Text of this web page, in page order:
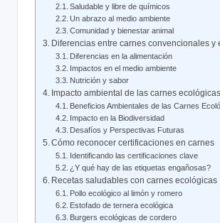
Saludable y libre de químicos
Un abrazo al medio ambiente
Comunidad y bienestar animal
Diferencias entre carnes convencionales y
Diferencias en la alimentación
Impactos en el medio ambiente
Nutrición y sabor
Impacto ambiental de las carnes ecológicas
Beneficios Ambientales de las Carnes
Impacto en la Biodiversidad
Desafíos y Perspectivas Futuras
Cómo reconocer certificaciones en carnes
Identificando las certificaciones clave
¿Y qué hay de las etiquetas engañosas?
Recetas saludables con carnes ecológicas
Pollo ecológico al limón y romero
Estofado de ternera ecológica
Burgers ecológicas de cordero